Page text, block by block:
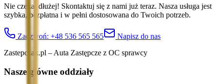
Nie czekaj dłużej! Skontaktuj się z nami już teraz. Nasza usługa jest
szybka, bezpłatna i w pełni dostosowana do Twoich potrzeb.
Zadzwoń: +48 536 565 565
Napisz do nas
Zastepczak.pl – Auta Zastępcze z OC sprawcy
Nasze główne oddziały